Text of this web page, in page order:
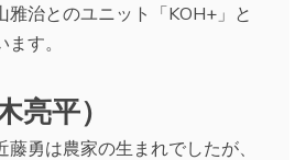
雅治とのユニット「KOH+」と
す。
亮平）
勇は農家の生まれでしたが、